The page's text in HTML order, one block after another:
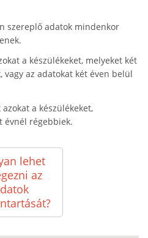
szereplő adatok mindenkor
a készülékeket, melyeket két
az adatokat két éven belül
a készülékeket,
évnél régebbiek.
lehet
az